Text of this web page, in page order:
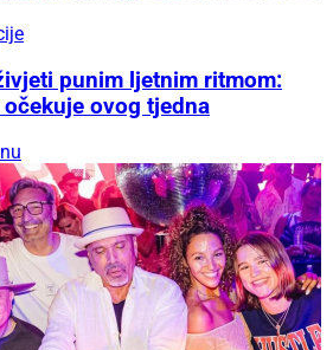
punim ljetnim ritmom:
ovog tjedna